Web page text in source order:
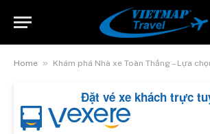
Home » Khám phá Nhà xe Toàn Thắng – Lựa
Đặt vé xe khách trực